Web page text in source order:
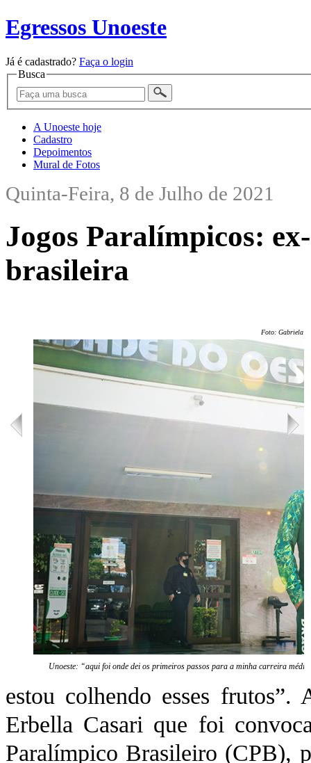
Egressos Unoeste
Já é cadastrado? Faça o login
Busca
A Unoeste hoje
Cadastro
Depoimentos
Mural de Fotos
Quinta-Feira, 8 de Julho de 2021
Jogos Paralímpicos:
brasileira
Foto: Gabriela
Unoeste: “aqui foi onde dei os primeiros passos para a minha carreira
estou colhendo esses
Erbella Casari que foi
Paralímpico Brasileiro (CPB),